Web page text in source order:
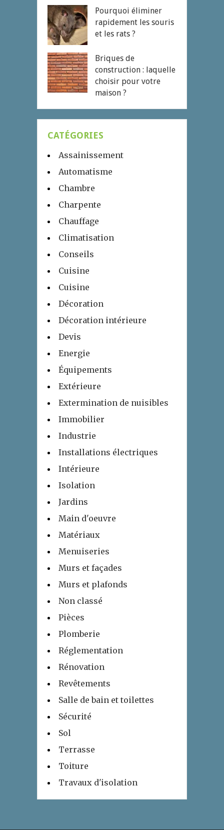
Pourquoi éliminer
rapidement les souris
et les rats ?
Briques de
construction : laquelle
choisir pour votre
maison ?
CATÉGORIES
Assainissement
Automatisme
Chambre
Charpente
Chauffage
Climatisation
Conseils
Cuisine
Cuisine
Décoration
Décoration intérieure
Devis
Energie
Équipements
Extérieure
Extermination de nuisibles
Immobilier
Industrie
Installations électriques
Intérieure
Isolation
Jardins
Main d'oeuvre
Matériaux
Menuiseries
Murs et façades
Murs et plafonds
Non classé
Pièces
Plomberie
Réglementation
Rénovation
Revêtements
Salle de bain et toilettes
Sécurité
Sol
Terrasse
Toiture
Travaux d'isolation